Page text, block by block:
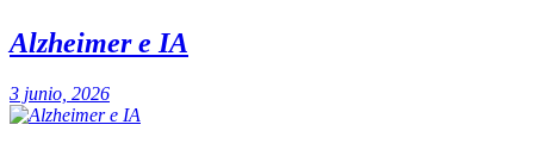
Alzheimer e IA
3 junio, 2026